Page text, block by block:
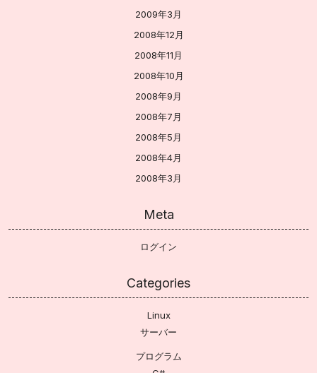
2009年3月
2008年12月
2008年11月
2008年10月
2008年9月
2008年7月
2008年5月
2008年4月
2008年3月
Meta
ログイン
Categories
Linux
サーバー
プログラム